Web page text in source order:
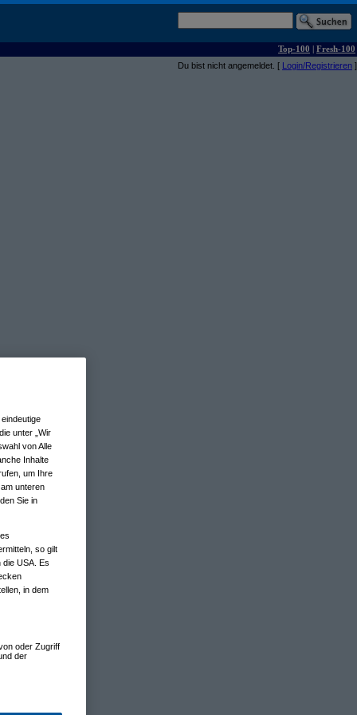
Top-100 | Fresh-100
Du bist nicht angemeldet. [ Login/Registrieren ]
unter „Wir
von Alle
Inhalte
um Ihre
unteren
Sie in
so gilt
die USA. Es
in dem
oder Zugriff
der